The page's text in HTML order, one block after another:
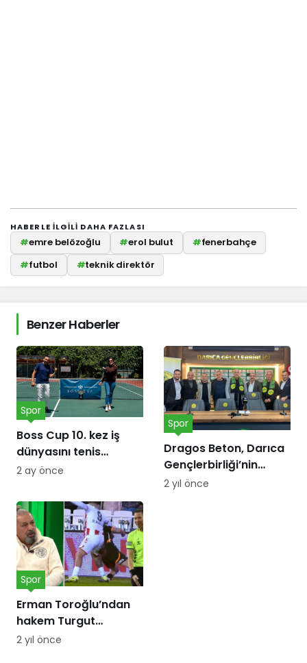
HABERLE ILGILI DAHA FAZLASI
#emre belözoğlu #erol bulut #fenerbahçe
#futbol #teknik direktör
Benzer Haberler
Boss Cup 10. kez iş
dünyasını tenis
kortunda
Spor
2 ay önce
Dragos Beton, Darıca
Gençlerbirliği’nin
forma göğüs
Spor
2 yıl önce
Erman Toroğlu’ndan
hakem Turgut
Doman’a ‘Barış Alper
Spor
2 yıl önce